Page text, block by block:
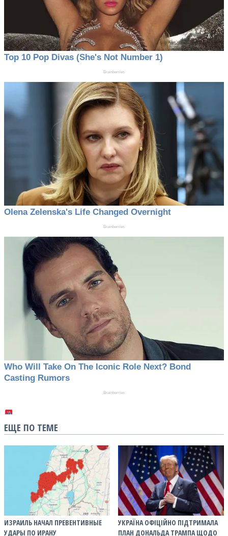
ЕЩЕ ПО ТЕМЕ
ИЗРАИЛЬ НАЧАЛ ПРЕВЕНТИВНЫЕ
УДАРЫ ПО ИРАНУ
УКРАЇНА ОФІЦІЙНО ПІДТРИМАЛА
ПЛАН ДОНАЛЬДА ТРАМПА ЩОДО